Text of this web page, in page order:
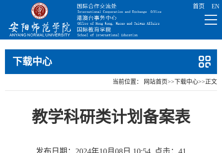
下载中心
当前位置： 网站首页>> 下载中心>>正文
教学科研类计划备案表
发布日期：2024年10月08日 10:54 点击： 41